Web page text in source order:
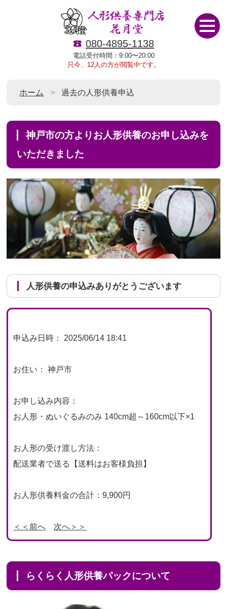
080-4895-1138
電話受付時間：9:00〜20:00
只今、12人の方が閲覧中です。
ホーム 過去の人形供養申込
神戸市の方よりお人形供養のお申し込みを
いただきました
人形供養の申込みありがとうございます
申込み日時： 2025/06/14 18:41
お住い： 神戸市
お申し込み内容：
お人形・ぬいぐるみのみ 140cm超～160cm以下×1
お人形の受け渡し方法：
配送業者で送る【送料はお客様負担】
お人形供養料金の合計：9,900円
＜＜前へ 次へ＞＞
らくらく人形供養パックについて